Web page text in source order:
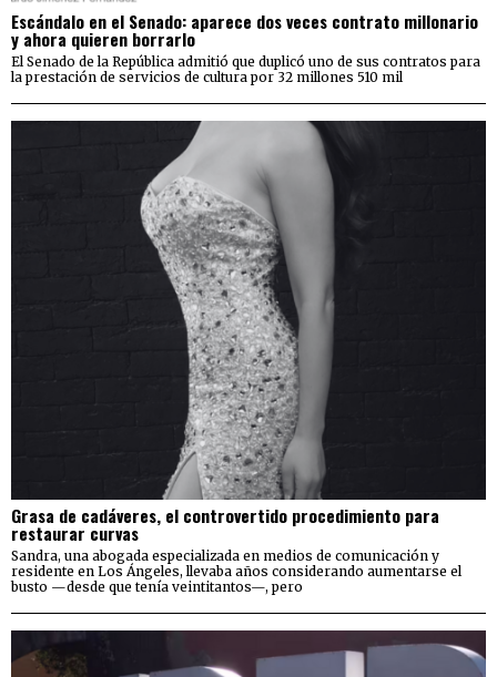
Escándalo en el Senado: aparece dos veces contrato millonario
y ahora quieren borrarlo
El Senado de la República admitió que duplicó uno de sus contratos para
la prestación de servicios de cultura por 32 millones 510 mil
Grasa de cadáveres, el controvertido procedimiento para
restaurar curvas
Sandra, una abogada especializada en medios de comunicación y
residente en Los Ángeles, llevaba años considerando aumentarse el
busto —desde que tenía veintitantos—, pero